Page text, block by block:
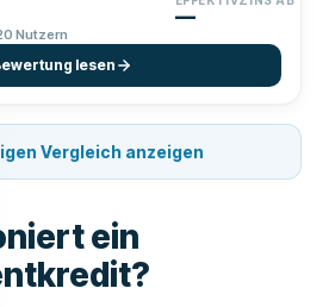
Nutzern
—
lesen
Vergleich anzeigen
ein